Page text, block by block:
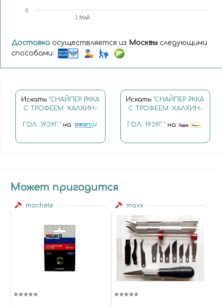
1 Май
0
Доставка осуществляется из Москвы следующими
способами:
Искать "СНАЙПЕР РККА
С ТРОФЕЕМ. ХАЛХИН-
ГОЛ. 1939Г."на
Искать "СНАЙПЕР РККА
С ТРОФЕЕМ. ХАЛХИН-
ГОЛ. 1939Г." на
Может пригодится
machete maxx